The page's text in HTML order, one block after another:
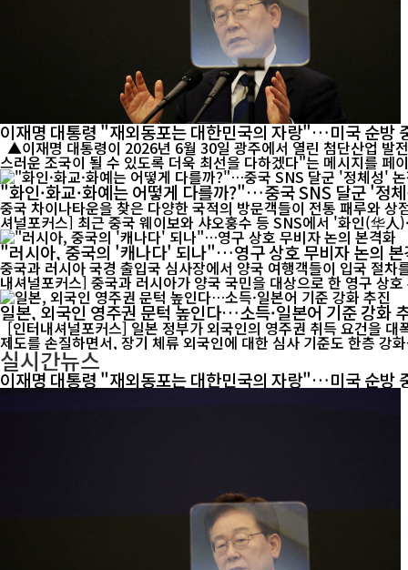
이재명 대통령 "재외동포는 대한민국의 자랑"…미국 순방
스러운 조국이 될 수 있도록 더욱 최선을 다하겠다"는 메시지를 페
"화인·화교·화예는 어떻게 다를까?"…중국 SNS 달군 '정
중국 차이나타운을 찾은 다양한 국적의 방문객들이 전통 패루와 상
셔널포커스] 최근 중국 웨이보와 샤오훙수 등 SNS에서 '화인(华人
"러시아, 중국의 '캐나다' 되나"…영구 상호 무비자 논의 본
중국과 러시아 국경 출입국 심사장에서 양국 여행객들이 입국 절차
내셔널포커스] 중국과 러시아가 양국 국민을 대상으로 한 영구 상
일본, 외국인 영주권 문턱 높인다…소득·일본어 기준 강화
[인터내셔널포커스] 일본 정부가 외국인의 영주권 취득 요건을 대
제도를 손질하면서, 장기 체류 외국인에 대한 심사 기준도 한층 강
실시간뉴스
이재명 대통령 "재외동포는 대한민국의 자랑"…미국 순방